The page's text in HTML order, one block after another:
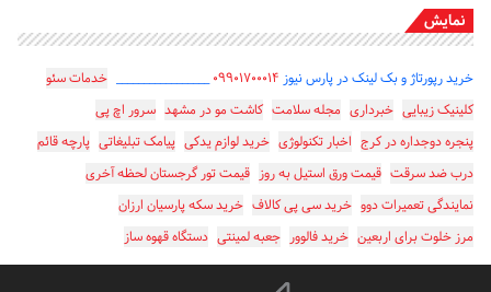
نمایش
خرید رپورتاژ و بک لینک در پارس نیوز ۰۹۹۰۱۷۰۰۰۱۴_________________ خدمات سئو
کلینیک زیبایی خبرداری مجله سلامت کاشت مو در مشهد سرور اچ پی
پنجره دوجداره در کرج اخبار تکنولوژی خرید لوازم یدکی پیامک تبلیغاتی پارچه قائم
درب ضد سرقت قیمت ورق استیل به روز قیمت تور گرجستان لحظه آخری
نمایندگی تعمیرات دوو خرید سی پی کالاف خرید سکه پارسیان ارزان
مرز خلوت برای اربعین خرید فالوور جعبه لمینتی دستگاه قهوه ساز